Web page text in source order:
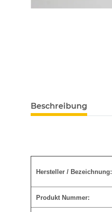
Beschreibung
Hersteller / Bezeichnung:
Produkt Nummer: